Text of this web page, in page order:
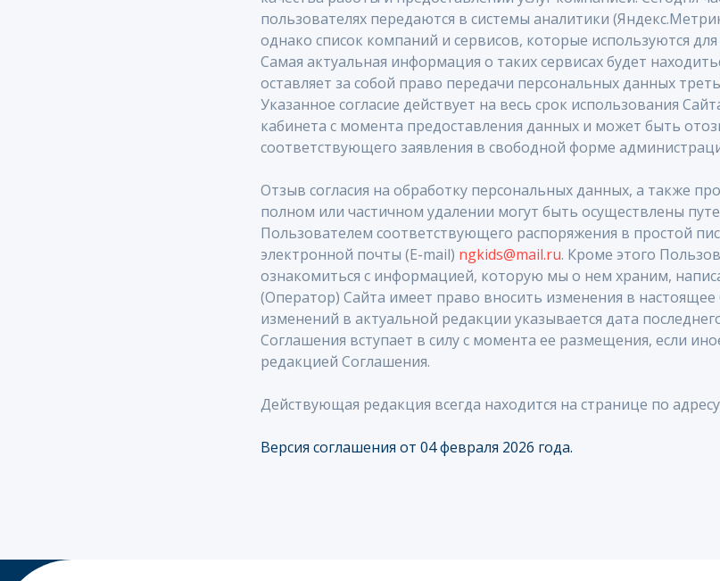
пользователях передаются в системы аналитики
однако список компаний и сервисов, которые используются
Самая актуальная информация о таких сервисах будет
оставляет за собой право передачи персональных данных
Указанное согласие действует на весь срок использования
кабинета с момента предоставления данных и может быть
соответствующего заявления в свободной форме
Отзыв согласия на обработку персональных данных, а также
полном или частичном удалении могут быть осуществлены
Пользователем соответствующего распоряжения в простой
электронной почты (E-mail) ngkids@mail.ru. Кроме этого
ознакомиться с информацией, которую мы о нем храним,
(Оператор) Сайта имеет право вносить изменения в
изменений в актуальной редакции указывается дата
Соглашения вступает в силу с момента ее размещения, если
редакцией Соглашения.
Действующая редакция всегда находится на странице по
Версия соглашения от 04 февраля 2026 года.
«NGKi ds»
Федоскино Парк
+7 916 116 32 13
Московская область,
деревня Семенищево,
MAIL
МетодикаФилиалы
Соглашение на обработку персональных